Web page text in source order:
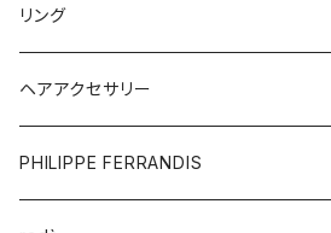
リング
ヘアアクセサリー
PHILIPPE FERRANDIS